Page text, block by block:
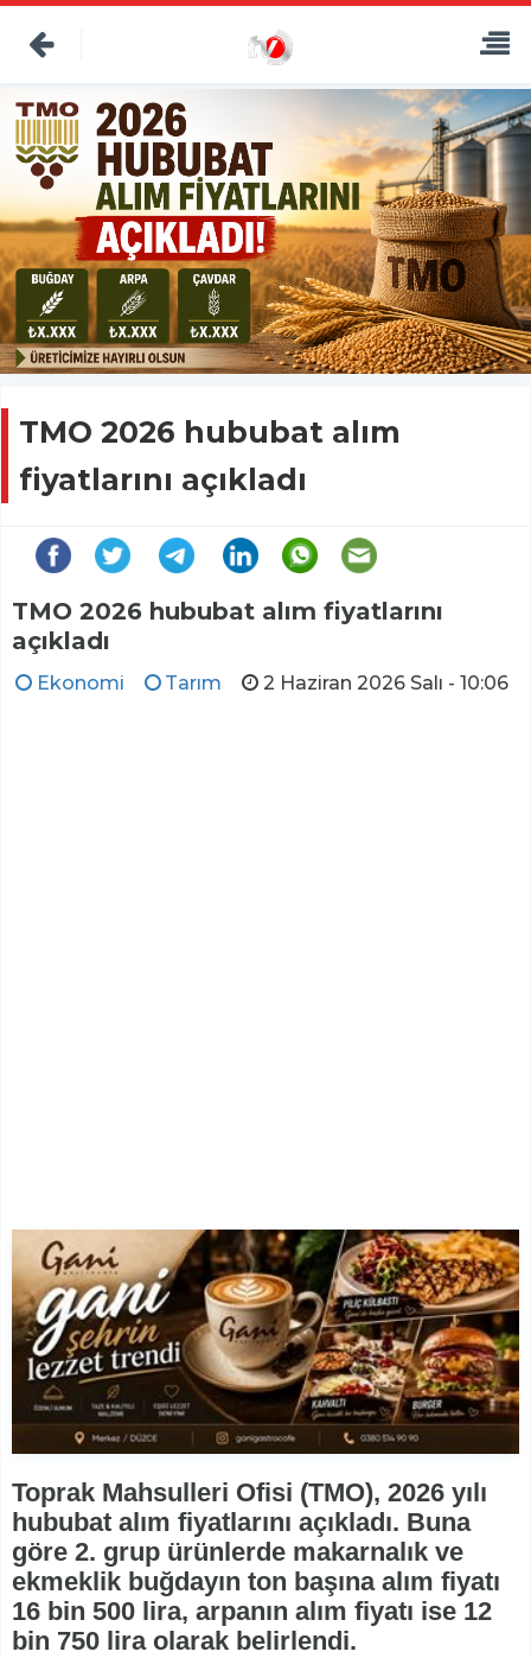
TMO 2026 hububat alım
fiyatlarını açıkladı
TMO 2026 hububat alım fiyatlarını
açıkladı
Ekonomi Tarım 2 Haziran 2026 Salı - 10:06
Toprak Mahsulleri Ofisi (TMO), 2026 yılı
hububat alım fiyatlarını açıkladı. Buna
göre 2. grup ürünlerde makarnalık ve
ekmeklik buğdayın ton başına alım fiyatı
16 bin 500 lira, arpanın alım fiyatı ise 12
bin 750 lira olarak belirlendi.